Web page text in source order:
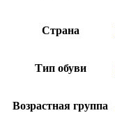
Страна
Тип обуви
Возрастная группа